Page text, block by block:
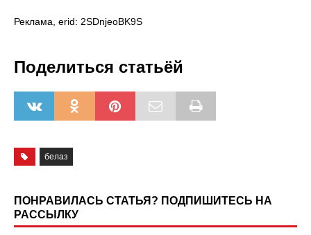
Реклама, erid: 2SDnjeoBK9S
Поделиться статьёй
белаз
ПОНРАВИЛАСЬ СТАТЬЯ? ПОДПИШИТЕСЬ НА
РАССЫЛКУ